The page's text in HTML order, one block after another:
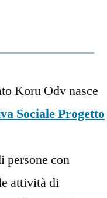
Koru Odv nasce
Sociale Progetto
persone con
attività di